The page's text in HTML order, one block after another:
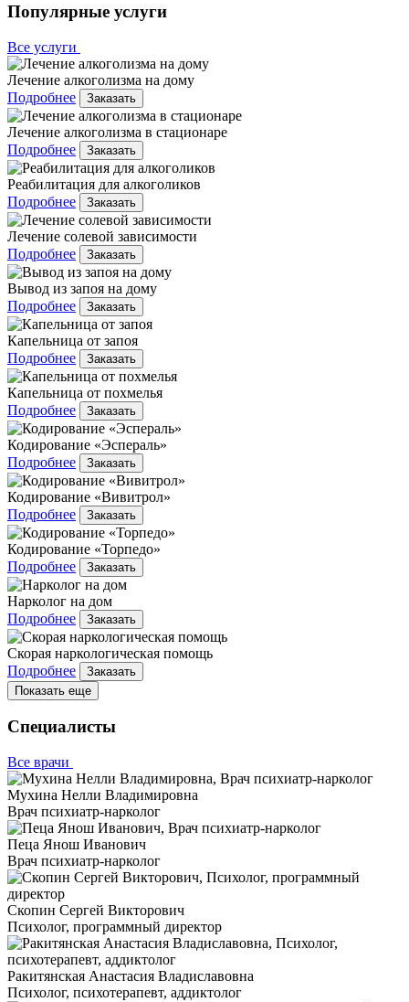
Популярные услуги
Все услуги
Лечение алкоголизма на дому
Подробнее
Заказать
Лечение алкоголизма в стационаре
Подробнее
Заказать
Реабилитация для алкоголиков
Подробнее
Заказать
Лечение солевой зависимости
Подробнее
Заказать
Вывод из запоя на дому
Подробнее
Заказать
Капельница от запоя
Подробнее
Заказать
Капельница от похмелья
Подробнее
Заказать
Кодирование «Эспераль»
Подробнее
Заказать
Кодирование «Вивитрол»
Подробнее
Заказать
Кодирование «Торпедо»
Подробнее
Заказать
Нарколог на дом
Подробнее
Заказать
Скорая наркологическая помощь
Подробнее
Заказать
Показать еще
Специалисты
Все врачи
Мухина Нелли Владимировна
Врач психиатр-нарколог
Пеца Янош Иванович
Врач психиатр-нарколог
Скопин Сергей Викторович
Психолог, программный директор
Ракитянская Анастасия Владиславовна
Психолог, психотерапевт, аддиктолог